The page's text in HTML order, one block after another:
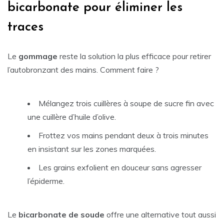
bicarbonate pour éliminer les
traces
Le gommage reste la solution la plus efficace pour retirer
l’autobronzant des mains. Comment faire ?
Mélangez trois cuillères à soupe de sucre fin avec
une cuillère d’huile d’olive.
Frottez vos mains pendant deux à trois minutes
en insistant sur les zones marquées.
Les grains exfolient en douceur sans agresser
l’épiderme.
Le bicarbonate de soude offre une alternative tout aussi